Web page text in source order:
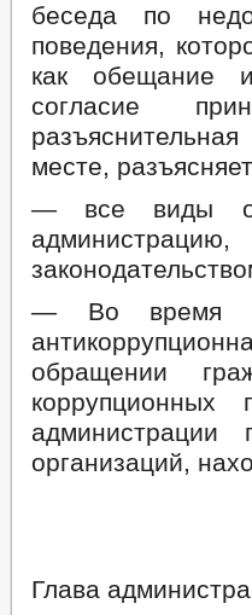
беседа по
поведения,
как обещание
согласие
месте,
— все виды
— Во время
обращении
коррупционных
администрации
организаций,
Глава